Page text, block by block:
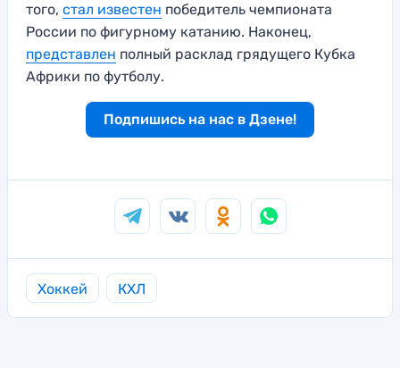
того, стал известен победитель чемпионата
России по фигурному катанию. Наконец,
представлен полный расклад грядущего Кубка
Африки по футболу.
Подпишись на нас в Дзене!
Хоккей КХЛ